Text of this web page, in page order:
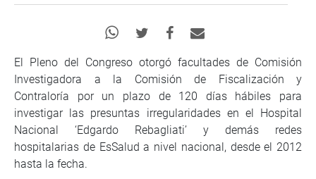
El Pleno del Congreso otorgó facultades de Comisión
Investigadora a la Comisión de Fiscalización y
Contraloría por un plazo de 120 días hábiles para
investigar las presuntas irregularidades en el Hospital
Nacional ‘Edgardo Rebagliati’ y demás redes
hospitalarias de EsSalud a nivel nacional, desde el 2012
hasta la fecha.